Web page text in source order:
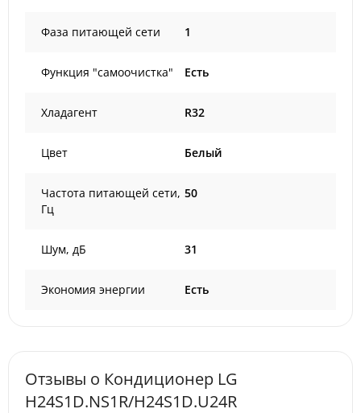
Фаза питающей сети 1
Функция "самоочистка" Есть
Хладагент R32
Цвет Белый
Частота питающей сети,
Гц
50
Шум, дБ 31
Экономия энергии Есть
Отзывы о Кондиционер LG
H24S1D.NS1R/H24S1D.U24R